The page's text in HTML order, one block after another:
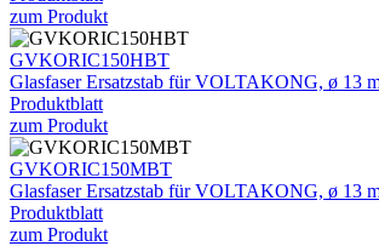
zum Produkt
GVKORIC150HBT
Glasfaser Ersatzstab für VOLTAKONG, ø 13
Produktblatt
zum Produkt
GVKORIC150MBT
Glasfaser Ersatzstab für VOLTAKONG, ø 13
Produktblatt
zum Produkt